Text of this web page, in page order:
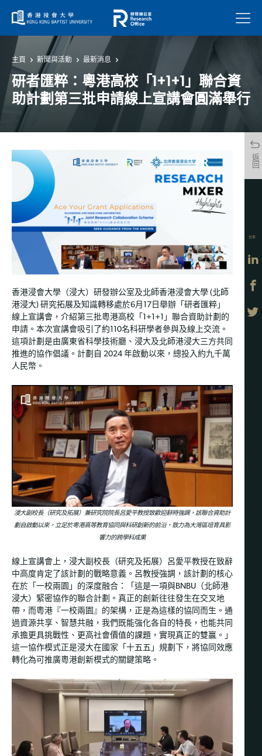
菜單
主頁 新聞與活動 最新消息
研者匯粹：粵港高校「1+1+1」聯合資
助計劃第三批申請線上宣講會圓滿舉行
返回
香港浸會大學（浸大）研發辦公室及北師香港浸會大學 (北師
港浸大) 研究拓展及知識轉移處於6月17日舉辦「研者匯粹」
線上宣講會，介紹第三批粵港高校「1+1+1」聯合資助計劃的
申請。本次宣講會吸引了約110名科研學者參與及線上交流。
這項計劃是由廣東省科學技術廳、浸大及北師港浸大三方共同
推進的協作倡議。計劃自 2024 年啟動以來，總投入約九千萬
人民幣。
浸大副校長（研究及拓展）兼研究院院長呂愛平教授致歡迎辭時強調，該聯合資助計
劃自啟動以來，立足於粵港高等教育協同與科研創新的前沿，致力為大灣區培育具影
響力的跨學科成果
線上宣講會上，浸大副校長（研究及拓展）呂愛平教授在致辭
中高度肯定了該計劃的戰略意義。呂教授強調，該計劃的核心
在於「一校兩園」的深度融合：「這是一項與BNBU（北師港
浸大）緊密協作的聯合計劃。真正的創新往往發生在交叉地
帶，而粵港『一校兩園』的架構，正是為這樣的協同而生。通
過資源共享、智慧共融，我們既能強化各自的特長，也能共同
承擔更具挑戰性、更高社會價值的課題，實現真正的雙贏。」
這一協作模式正是浸大在國家「十五五」規劃下，將協同效應
轉化為可推廣粵港創新模式的關鍵策略。
分享